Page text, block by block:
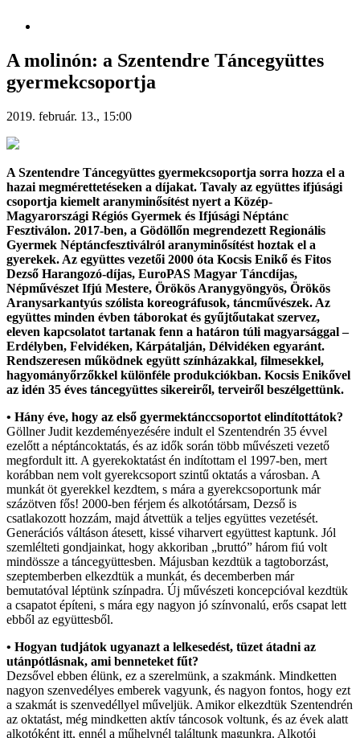
A molinón: a Szentendre Táncegyüttes
gyermekcsoportja
2019. február. 13., 15:00
A Szentendre Táncegyüttes gyermekcsoportja sorra hozza el a
hazai megmérettetéseken a díjakat. Tavaly az együttes ifjúsági
csoportja kiemelt aranyminősítést nyert a Közép-
Magyarországi Régiós Gyermek és Ifjúsági Néptánc
Fesztiválon. 2017-ben, a Gödöllőn megrendezett Regionális
Gyermek Néptáncfesztiválról aranyminősítést hoztak el a
gyerekek. Az együttes vezetői 2000 óta Kocsis Enikő és Fitos
Dezső Harangozó-díjas, EuroPAS Magyar Táncdíjas,
Népművészet Ifjú Mestere, Örökös Aranygyöngyös, Örökös
Aranysarkantyús szólista koreográfusok, táncművészek. Az
együttes minden évben táborokat és gyűjtőutakat szervez,
eleven kapcsolatot tartanak fenn a határon túli magyarsággal –
Erdélyben, Felvidéken, Kárpátalján, Délvidéken egyaránt.
Rendszeresen működnek együtt színházakkal, filmesekkel,
hagyományőrzőkkel különféle produkciókban. Kocsis Enikővel
az idén 35 éves táncegyüttes sikereiről, terveiről beszélgettünk.
• Hány éve, hogy az első gyermektánccsoportot elindítottátok?
Göllner Judit kezdeményezésére indult el Szentendrén 35 évvel
ezelőtt a néptáncoktatás, és az idők során több művészeti vezető
megfordult itt. A gyerekoktatást én indítottam el 1997-ben, mert
korábban nem volt gyerekcsoport szintű oktatás a városban. A
munkát öt gyerekkel kezdtem, s mára a gyerekcsoportunk már
százötven fős! 2000-ben férjem és alkotótársam, Dezső is
csatlakozott hozzám, majd átvettük a teljes együttes vezetését.
Generációs váltáson átesett, kissé viharvert együttest kaptunk. Jól
szemlélteti gondjainkat, hogy akkoriban „bruttó” három fiú volt
mindössze a táncegyüttesben. Májusban kezdtük a tagtoborzást,
szeptemberben elkezdtük a munkát, és decemberben már
bemutatóval léptünk színpadra. Új művészeti koncepcióval kezdtük
a csapatot építeni, s mára egy nagyon jó színvonalú, erős csapat lett
ebből az együttesből.
• Hogyan tudjátok ugyanazt a lelkesedést, tüzet átadni az
utánpótlásnak, ami benneteket fűt?
Dezsővel ebben élünk, ez a szerelmünk, a szakmánk. Mindketten
nagyon szenvedélyes emberek vagyunk, és nagyon fontos, hogy ezt
a szakmát is szenvedéllyel műveljük. Amikor elkezdtük Szentendrén
az oktatást, még mindketten aktív táncosok voltunk, és az évek alatt
alkotóként itt, ennél a műhelynél találtunk magunkra. Alkotói